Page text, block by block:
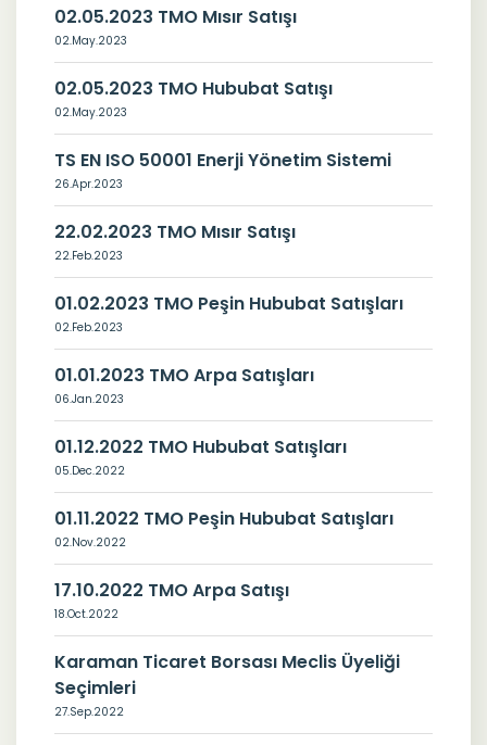
02.05.2023 TMO Mısır Satışı
02.May.2023
02.05.2023 TMO Hububat Satışı
02.May.2023
TS EN ISO 50001 Enerji Yönetim Sistemi
26.Apr.2023
22.02.2023 TMO Mısır Satışı
22.Feb.2023
01.02.2023 TMO Peşin Hububat Satışları
02.Feb.2023
01.01.2023 TMO Arpa Satışları
06.Jan.2023
01.12.2022 TMO Hububat Satışları
05.Dec.2022
01.11.2022 TMO Peşin Hububat Satışları
02.Nov.2022
17.10.2022 TMO Arpa Satışı
18.Oct.2022
Karaman Ticaret Borsası Meclis Üyeliği
Seçimleri
27.Sep.2022